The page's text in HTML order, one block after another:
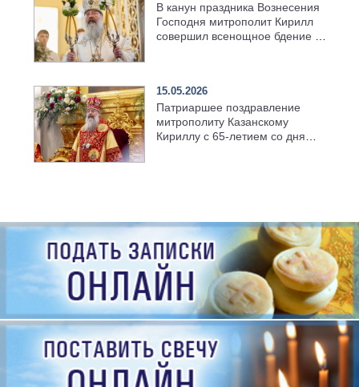
В канун праздника Вознесения
Господня митрополит Кирилл
совершил всенощное бдение в
15.05.2026
Патриаршее поздравление
митрополиту Казанскому
Кириллу с 65-летием со дня